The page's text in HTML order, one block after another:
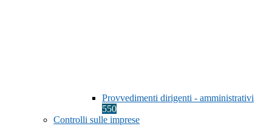
Provvedimenti dirigenti - amministrativi
550
Controlli sulle imprese